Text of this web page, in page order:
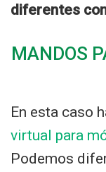
diferentes
MANDOS
En esta caso
virtual para
Podemos